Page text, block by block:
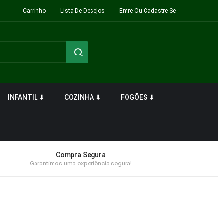
Carrinho Lista De Desejos Entre Ou Cadastre-Se
INFANTIL ⬇ COZINHA ⬇ FOGÕES ⬇
Compra Segura
Garantimos uma experiência segura!